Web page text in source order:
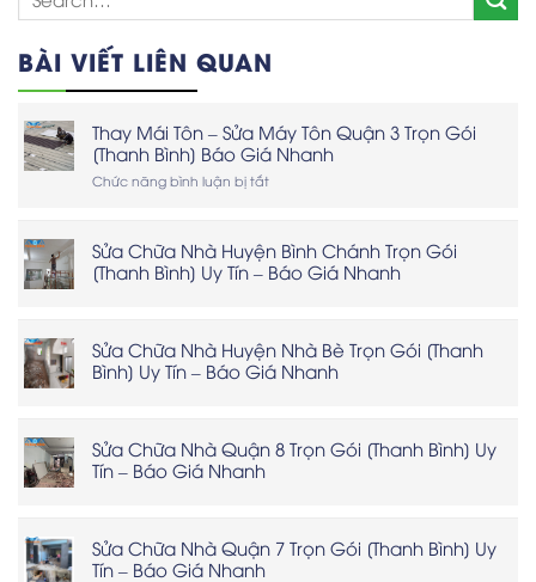
BÀI VIẾT LIÊN QUAN
Thay Mái Tôn – Sửa Máy Tôn Quận 3 Trọn Gói
[Thanh Bình] Báo Giá Nhanh
Chức năng bình luận bị tắtở
–
Sửa
3
Trọn
Báo
Sửa Chữa Nhà Huyện Bình Chánh Trọn Gói
[Thanh Bình] Uy Tín – Báo Giá Nhanh
Sửa Chữa Nhà Huyện Nhà Bè Trọn Gói [Thanh
Bình] Uy Tín – Báo Giá Nhanh
Sửa Chữa Nhà Quận 8 Trọn Gói [Thanh Bình] Uy
Tín – Báo Giá Nhanh
Sửa Chữa Nhà Quận 7 Trọn Gói [Thanh Bình] Uy
Tín – Báo Giá Nhanh